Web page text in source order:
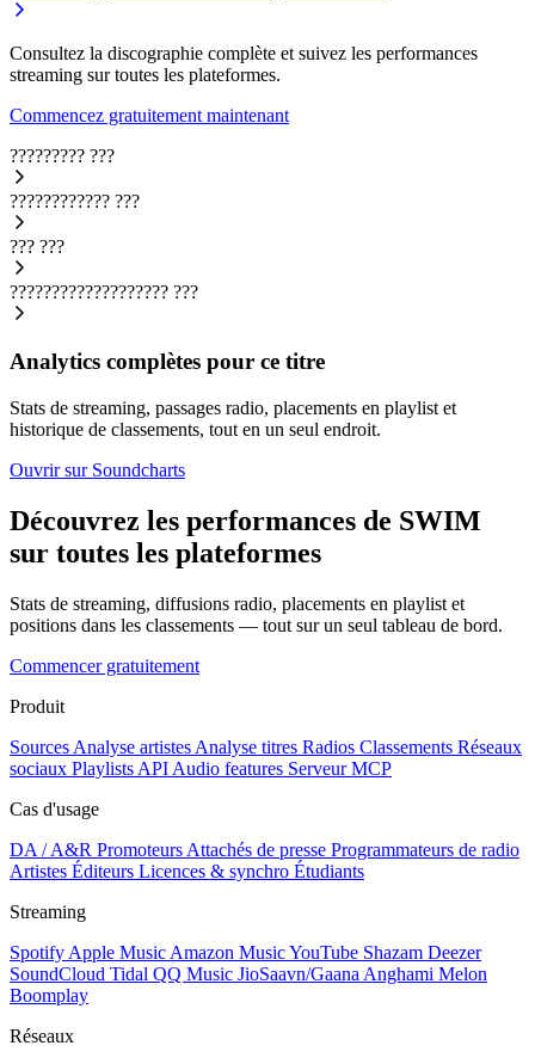
Consultez la discographie complète et suivez les performances
streaming sur toutes les plateformes.
Commencez gratuitement maintenant
????????? ???
???????????? ???
??? ???
??????????????????? ???
Analytics complètes pour ce titre
Stats de streaming, passages radio, placements en playlist et
historique de classements, tout en un seul endroit.
Ouvrir sur Soundcharts
Découvrez les performances de SWIM
sur toutes les plateformes
Stats de streaming, diffusions radio, placements en playlist et
positions dans les classements — tout sur un seul tableau de bord.
Commencer gratuitement
Produit
Sources Analyse artistes Analyse titres Radios Classements Réseaux
sociaux Playlists API Audio features Serveur MCP
Cas d'usage
DA / A&R Promoteurs Attachés de presse Programmateurs de radio
Artistes Éditeurs Licences & synchro Étudiants
Streaming
Spotify Apple Music Amazon MusicYouTube Shazam Deezer
SoundCloud Tidal QQ Music JioSaavn/Gaana Anghami Melon
Boomplay
Réseaux